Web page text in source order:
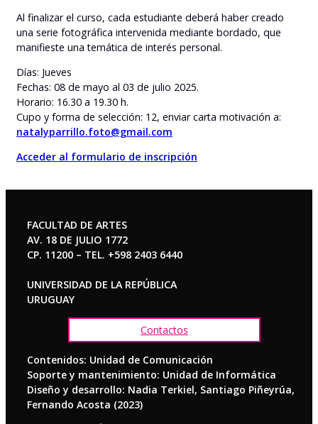
Al finalizar el curso, cada estudiante deberá haber creado
una serie fotográfica intervenida mediante bordado, que
manifieste una temática de interés personal.
Días: Jueves
Fechas: 08 de mayo al 03 de julio 2025.
Horario: 16.30 a 19.30 h.
Cupo y forma de selección: 12, enviar carta motivación a:
natalyparrillo.foto@gmail.com
Acceder al formulario de inscripción
FACULTAD DE ARTES
AV. 18 DE JULIO 1772
CP. 11200 – TEL. +598 2403 6440
UNIVERSIDAD DE LA REPÚBLICA
URUGUAY
Contactos
Contenidos: Unidad de Comunicación
Soporte y mantenimiento: Unidad de Informática
Diseño y desarrollo: Nadia Terkiel, Santiago Piñeyrúa,
Fernando Acosta (2023)